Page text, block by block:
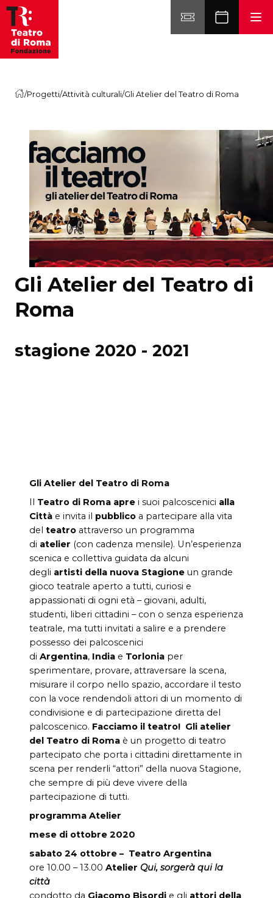
Vai al contenuto
/Progetti/Attività culturali/Gli Atelier del Teatro di Roma
Gli Atelier del Teatro di
Roma
stagione 2020 - 2021
Gli Atelier del Teatro di Roma
Il Teatro di Roma apre i suoi palcoscenici alla
Città e invita il pubblico a partecipare alla vita
del teatro attraverso un programma
di atelier (con cadenza mensile). Un’esperienza
scenica e collettiva guidata da alcuni
degli artisti della nuova Stagione un grande
gioco teatrale aperto a tutti, curiosi e
appassionati di ogni età – giovani, adulti,
studenti, liberi cittadini – con o senza esperienza
teatrale, ma tutti invitati a salire e a prendere
possesso dei palcoscenici
di Argentina, India e Torlonia per
sperimentare, provare, attraversare la scena,
misurare il corpo nello spazio, accordare il testo
con la voce rendendoli attori di un momento di
condivisione e di partecipazione diretta del
palcoscenico. Facciamo il teatro! Gli atelier
del Teatro di Roma è un progetto di teatro
partecipato che porta i cittadini direttamente in
scena per renderli “attori” della nuova Stagione,
che sempre di più deve vivere della
partecipazione di tutti.
programma Atelier
mese di ottobre 2020
sabato 24 ottobre – Teatro Argentina
ore 10.00 – 13.00 Atelier Qui, sorgerà qui la
città
condotto da Giacomo Bisordi e gli attori della